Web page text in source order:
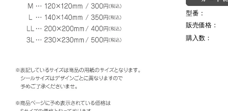
型番：
販売価格：
購入数：